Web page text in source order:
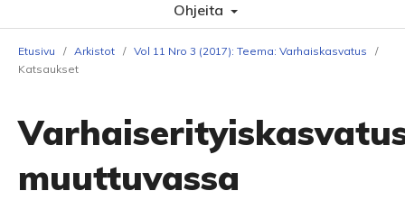
Ohjeita
Etusivu / Arkistot / Vol 11 Nro 3 (2017): Teema: Varhaiskasvatus
/
Katsaukset
muuttuvassa